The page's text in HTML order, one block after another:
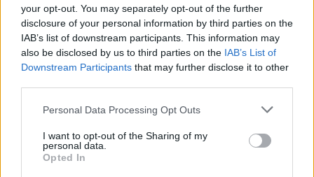
your opt-out. You may separately opt-out of the further
disclosure of your personal information by third parties on the
IAB’s list of downstream participants. This information may
also be disclosed by us to third parties on the IAB’s List of
Downstream Participants that may further disclose it to other
Personal Data Processing Opt Outs
I want to opt-out of the Sharing of my
personal data.
Opted In